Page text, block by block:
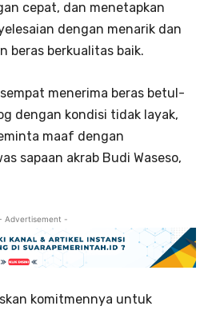
cepat, dan menetapkan
dengan menarik dan
beras berkualitas baik.
menerima beras betul-
dengan kondisi tidak layak,
maaf dengan
sapaan akrab Budi Waseso,
Advertisement -
komitmennya untuk